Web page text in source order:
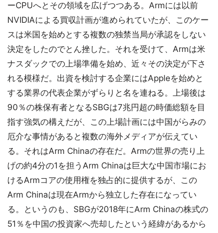
ーCPUへとその領域を広げつつある。Armには以前
NVIDIAによる買収計画が進められていたが、このケー
スは米国を始めとする複数の独禁当局が承認をしない
決定をしたのでとん挫した。それを受けて、Armは米
ナスダックでの上場準備を始め、近々その決定が下さ
れる模様だ。出資を検討する企業にはAppleを始めと
する業界の代表企業がずらりと名を連ねる。上場後は
90％の株保有者となるSBGは7兆円超の時価総額を目
指す強気の構えだが、この上場計画には中国がらみの
厄介な事情があると複数の海外メディアが伝えてい
る。それはArm Chinaの存在だ。Armの世界の売り上
げの約4分の1を担うArm Chinaは巨大な中国市場にお
けるArmコアの使用権を独占的に提供するが、この
Arm Chinaは現在Armから独立した存在になってい
る。というのも、SBGが2018年にArm Chinaの株式の
51％を中国の投資家へ売却したという経緯があるから